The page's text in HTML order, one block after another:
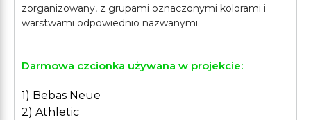
zorganizowany, z grupami oznaczonymi kolorami i
Darmowa czcionka używana w projekcie:
1) Bebas Neue
2) Athletic